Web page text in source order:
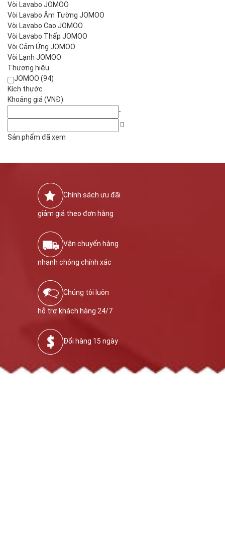
Vòi Lavabo JOMOO
Vòi Lavabo Âm Tường JOMOO
Vòi Lavabo Cao JOMOO
Vòi Lavabo Thấp JOMOO
Vòi Cảm Ứng JOMOO
Vòi Lạnh JOMOO
Thương hiệu
JOMOO (94)
Kích thước
Khoảng giá (VNĐ)
-
Sản phẩm đã xem
Chính sách ưu đãi
giảm giá theo đơn hàng
Vận chuyển hàng
nhanh chóng chính xác
Chúng tôi luôn
hỗ trợ khách hàng 24/7
Đổi hàng 15 ngày